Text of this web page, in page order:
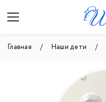
Главная Наши дети